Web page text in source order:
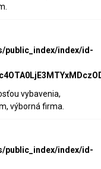
public_index/index/id-
vybavenia,
výborná firma.
public_index/index/id-